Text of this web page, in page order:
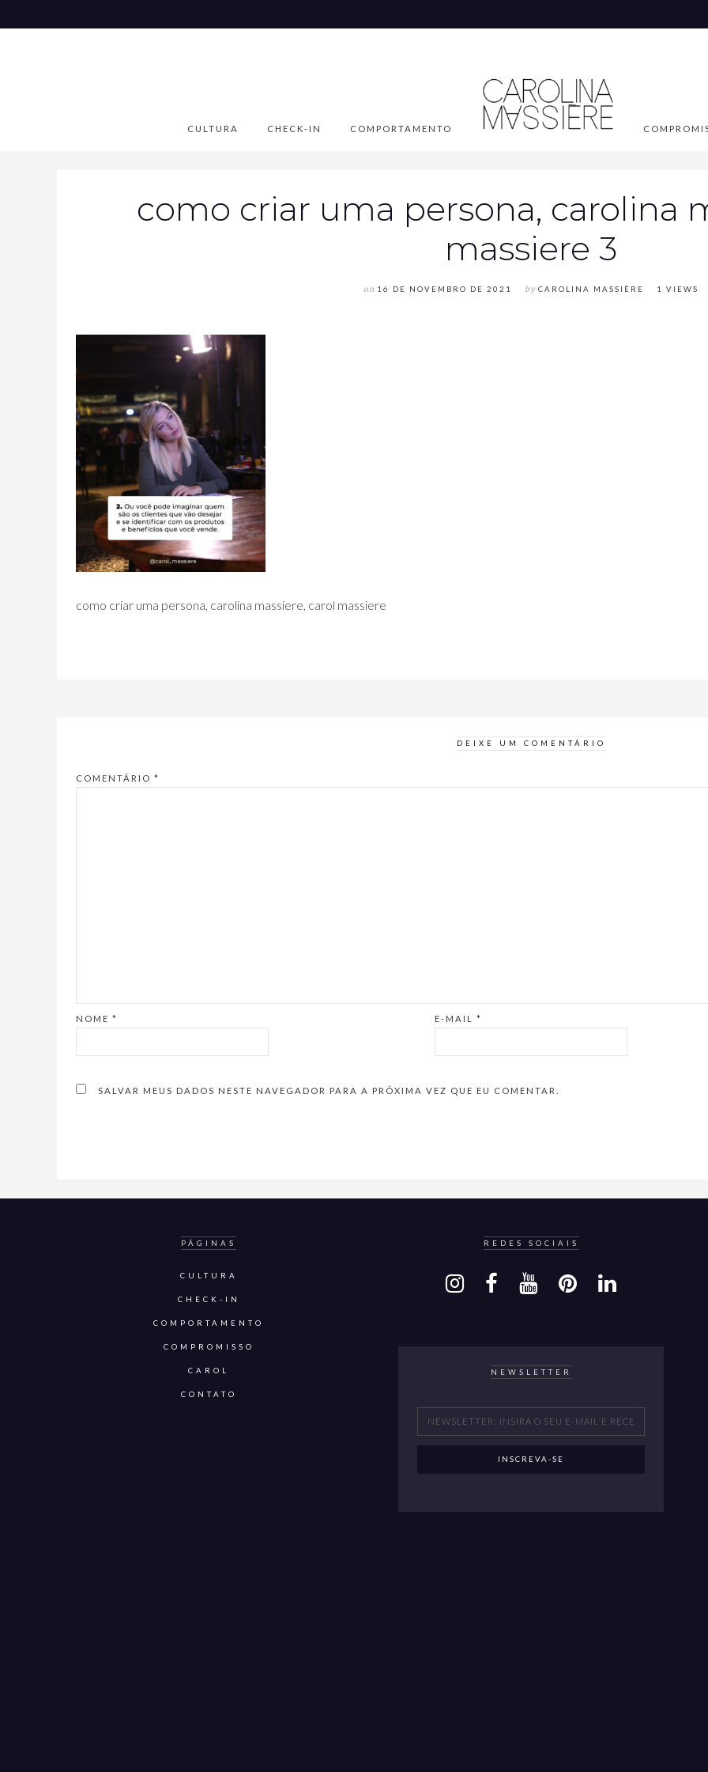
CULTURA CHECK-IN COMPORTAMENTO
como criar uma persona, carolina
massiere 3
on 16 DE NOVEMBRO DE 2021 by CAROLINA MASSIÈRE 1 VIEWS
como criar uma persona, carolina massiere, carol massiere
DEIXE UM COMENTÁRIO
COMENTÁRIO *
NOME * E-MAIL *
SALVAR MEUS DADOS NESTE NAVEGADOR PARA A PRÓXIMA VEZ QUE EU COMENTAR.
PÁGINAS
CULTURA
CHECK-IN
COMPORTAMENTO
COMPROMISSO
CAROL
CONTATO
REDES SOCIAIS
NEWSLETTER